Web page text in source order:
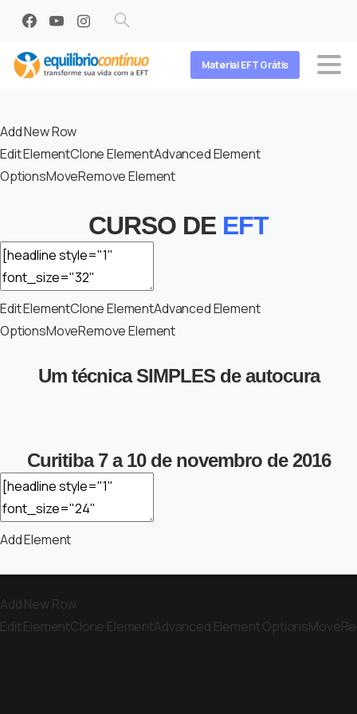
Search
Material EFT Grátis
Add New Row
Edit ElementClone ElementAdvanced Element
OptionsMoveRemove Element
CURSO DE EFT
Edit ElementClone ElementAdvanced Element
OptionsMoveRemove Element
Um técnicaSIMPLESde autocura
Curitiba 7 a 10 de novembro de 2016
Add Element
Add New Row
Edit ElementClone ElementAdvanced Element OptionsMove